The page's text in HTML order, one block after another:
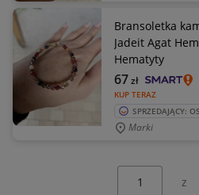
Bransoletka
Jadeit Agat
Hematyty
KUP TERAZ
67zł
SPRZEDAJĄCY:
Marki